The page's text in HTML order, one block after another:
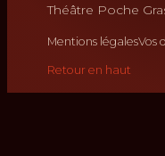
Théâtre Poche
Mentions légalesVos
Retour en haut